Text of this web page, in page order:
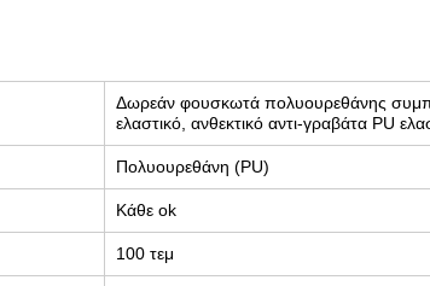
Δωρεάν φουσκωτά πολυουρεθάνης
ελαστικό, ανθεκτικό αντι-γραβάτα PU
Πολυουρεθάνη (PU)
Κάθε ok
100 τεμ